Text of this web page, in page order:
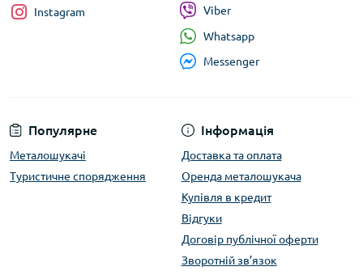
Популярне
Металошукачі
Туристичне спорядження
Інформація
Доставка та оплата
Оренда металошукача
Купівля в кредит
Відгуки
Договір публічної оферти
Зворотній зв’язок
Instagram
Viber
Whatsapp
Messenger